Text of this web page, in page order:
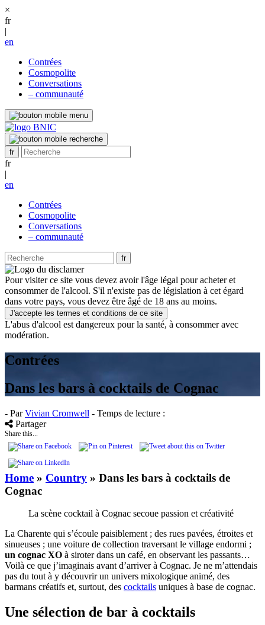
×
fr
|
en
Contrées
Cosmopolite
Conversations
– communauté
fr
|
en
Contrées
Cosmopolite
Conversations
– communauté
Pour visiter ce site vous devez avoir l'âge légal pour acheter et
consommer de l'alcool. S'il n'existe pas de législation à cet égard
dans votre pays, vous devez être âgé de 18 ans au moins.
J'accepte les termes et conditions de ce site
L'abus d'alcool est dangereux pour la santé, à consommer avec
modération.
Contrées
Dans les bars à cocktails de Cognac
- ParVivian Cromwell - Temps de lecture :
Partager
Share this...
Home » Country » Dans les bars à cocktails de
Cognac
La scène cocktail à Cognac secoue passion et créativité
La Charente qui s’écoule paisiblement ; des rues pavées, étroites et
sinueuses ; une voiture de collection traversant le village endormi ;
un cognac XO à siroter dans un café, en observant les passants…
Voilà ce que j’imaginais avant d’arriver à Cognac. Je ne m’attendais
pas du tout à y découvrir un univers mixologique animé, des
barmans créatifs et, surtout, des cocktails uniques à base de cognac.
Une sélection de bar à cocktails